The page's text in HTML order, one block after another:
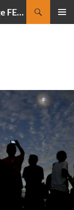
CIELMANIA : le blog de Jean-Baptiste FELDMANN, photographe du ciel